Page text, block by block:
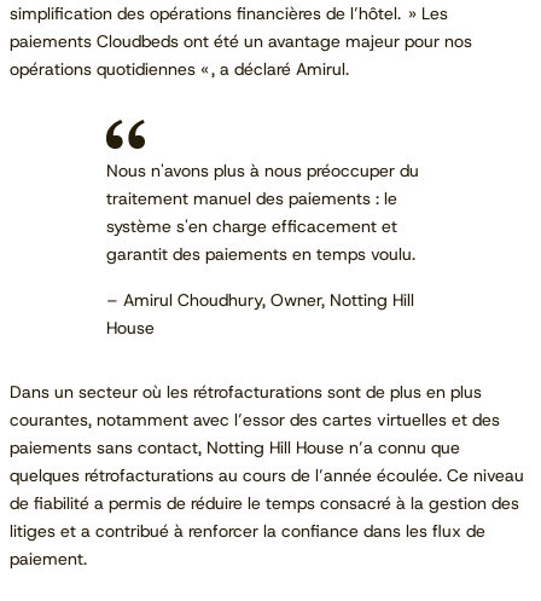
simplification des opérations financières de l’hôtel. » Les
paiements Cloudbeds ont été un avantage majeur pour nos
opérations quotidiennes « , a déclaré Amirul.
Nous n'avons plus à nous préoccuper du
traitement manuel des paiements : le
système s'en charge efficacement et
garantit des paiements en temps voulu.
– Amirul Choudhury, Owner, Notting Hill
House
Dans un secteur où les rétrofacturations sont de plus en plus
courantes, notamment avec l’essor des cartes virtuelles et des
paiements sans contact, Notting Hill House n’a connu que
quelques rétrofacturations au cours de l’année écoulée. Ce niveau
de fiabilité a permis de réduire le temps consacré à la gestion des
litiges et a contribué à renforcer la confiance dans les flux de
paiement.